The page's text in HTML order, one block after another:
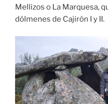
Mellizos o La Marquesa,
dólmenes de Cajirón I y II.